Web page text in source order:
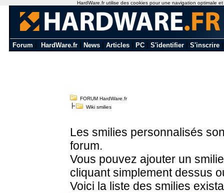
Forum HardWare.fr News Articles PC S'identifier S'inscrire
FORUM HardWare.fr
Wiki smilies
Les smilies personnalisés
forum.
Vous pouvez ajouter un
cliquant simplement dessus
Voici la liste des smilies
HardWare.fr utilise des cookies pour une navigation optimale